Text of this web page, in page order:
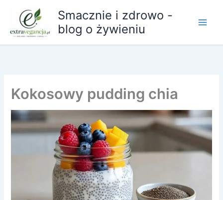
treści
Smacznie i zdrowo -
blog o żywieniu
Kokosowy pudding chia